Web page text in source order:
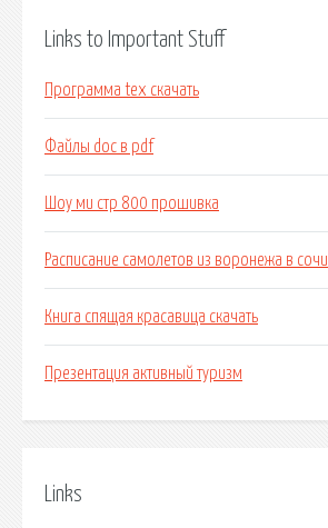
Links to Important Stuff
Программа tex скачать
Файлы doc в pdf
Шоу ми стр 800 прошивка
Расписание самолетов из воронежа в сочи
Книга спящая красавица скачать
Презентация активный туризм
Links